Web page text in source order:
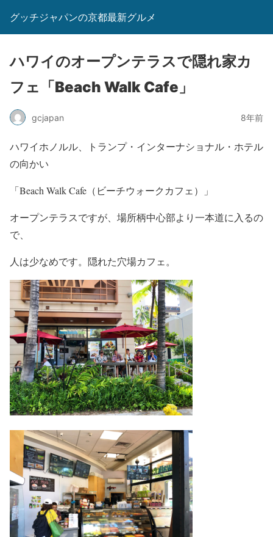
グッチジャパンの京都最新グルメ
ハワイのオープンテラスで隠れ家カ
フェ「Beach Walk Cafe」
gcjapan 8年前
ハワイホノルル、トランプ・インターナショナル・ホテル
の向かい
「Beach Walk Cafe（ビーチウォークカフェ）」
オープンテラスですが、場所柄中心部より一本道に入るの
で、
人は少なめです。隠れた穴場カフェ。